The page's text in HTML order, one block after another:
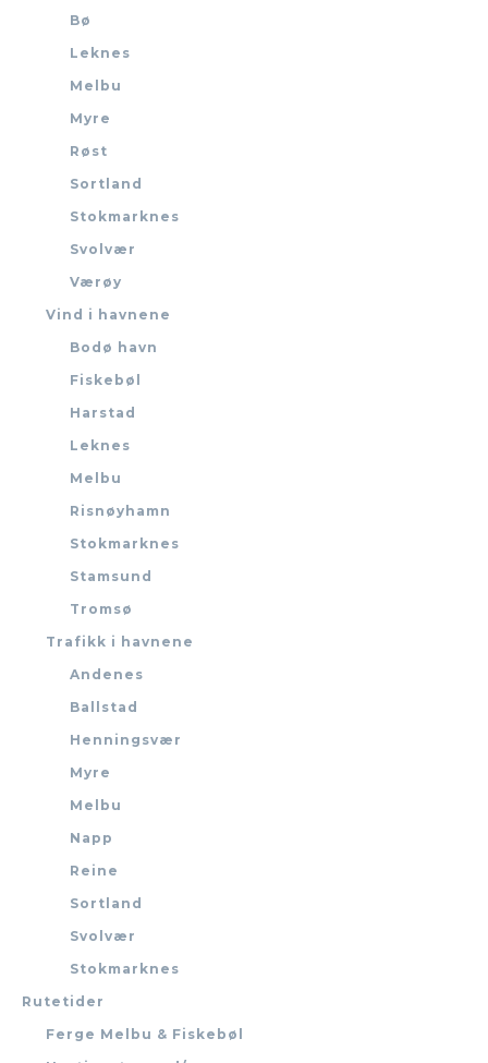
Bø
Leknes
Melbu
Myre
Røst
Sortland
Stokmarknes
Svolvær
Værøy
Vind i havnene
Bodø havn
Fiskebøl
Harstad
Leknes
Melbu
Risnøyhamn
Stokmarknes
Stamsund
Tromsø
Trafikk i havnene
Andenes
Ballstad
Henningsvær
Myre
Melbu
Napp
Reine
Sortland
Svolvær
Stokmarknes
Rutetider
Ferge Melbu & Fiskebøl